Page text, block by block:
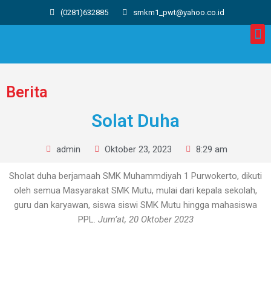
(0281)632885 smkm1_pwt@yahoo.co.id
Berita
Solat Duha
admin Oktober 23, 2023 8:29 am
Sholat duha berjamaah SMK Muhammdiyah 1 Purwokerto, dikuti
oleh semua Masyarakat SMK Mutu, mulai dari kepala sekolah,
guru dan karyawan, siswa siswi SMK Mutu hingga mahasiswa
PPL. Jum’at, 20 Oktober 2023